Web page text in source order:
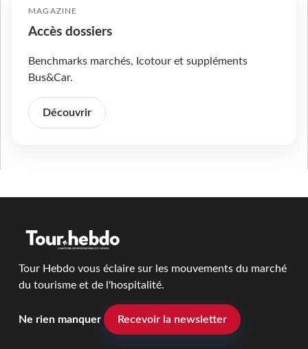
MAGAZINE
Accès dossiers
Benchmarks marchés, Icotour et suppléments
Bus&Car.
Découvrir
Tour Hebdo vous éclaire sur les mouvements du marché
du tourisme et de l'hospitalité.
Ne rien manquer Recevoir la newsletter